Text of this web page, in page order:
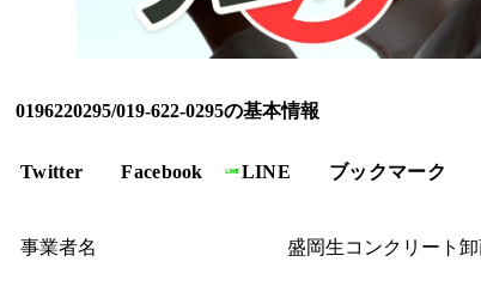
0196220295/019-622-0295の基本情報
Twitter Facebook LINE ブックマーク
事業者名 盛岡生コンクリート